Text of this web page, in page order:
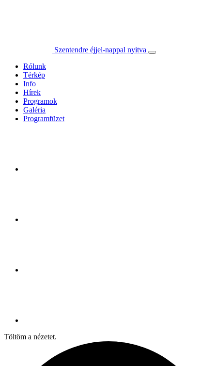
Szentendre éjjel-nappal nyitva
Rólunk
Térkép
Info
Hírek
Programok
Galéria
Programfüzet
Töltöm a nézetet.